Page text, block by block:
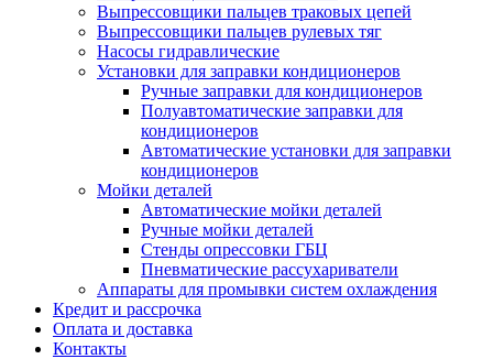
Выпрессовщики пальцев траковых цепей
Выпрессовщики пальцев рулевых тяг
Насосы гидравлические
Установки для заправки кондиционеров
Ручные заправки для кондиционеров
Полуавтоматические заправки для
кондиционеров
Автоматические установки для заправки
кондиционеров
Мойки деталей
Автоматические мойки деталей
Ручные мойки деталей
Стенды опрессовки ГБЦ
Пневматические рассухариватели
Аппараты для промывки систем охлаждения
Кредит и рассрочка
Оплата и доставка
Контакты